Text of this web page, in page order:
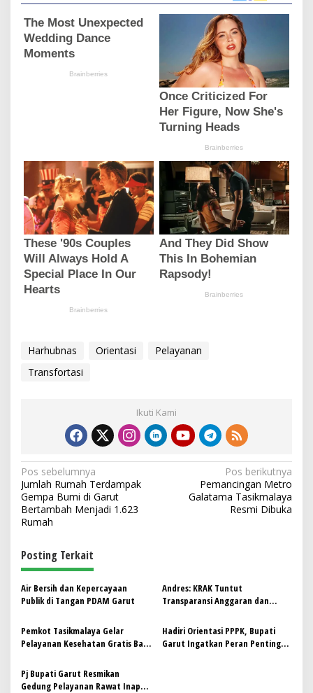
Harhubnas Orientasi
Pelayanan
Transfortasi
Ikuti Kami
N
a
v
i
g
a
s
i
p
o
s
Pos sebelumnya
Jumlah Rumah Terdampak
Gempa Bumi di Garut
Bertambah Menjadi 1.623
Rumah
Pos berikutnya
Pemancingan Metro
Galatama Tasikmalaya
Resmi Dibuka
Posting Terkait
Air Bersih dan Kepercayaan
Publik di Tangan PDAM Garut
Andres: ​KRAK Tuntut
Transparansi Anggaran dan
Selamet Garut
Pemkot Tasikmalaya Gelar
Pelayanan Kesehatan Gratis Bagi
Hadiri Orientasi PPPK, Bupati
Garut Ingatkan Peran Penting
Pj Bupati Garut Resmikan
Gedung Pelayanan Rawat Inap